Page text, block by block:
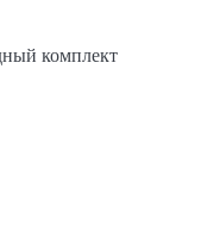
комплект